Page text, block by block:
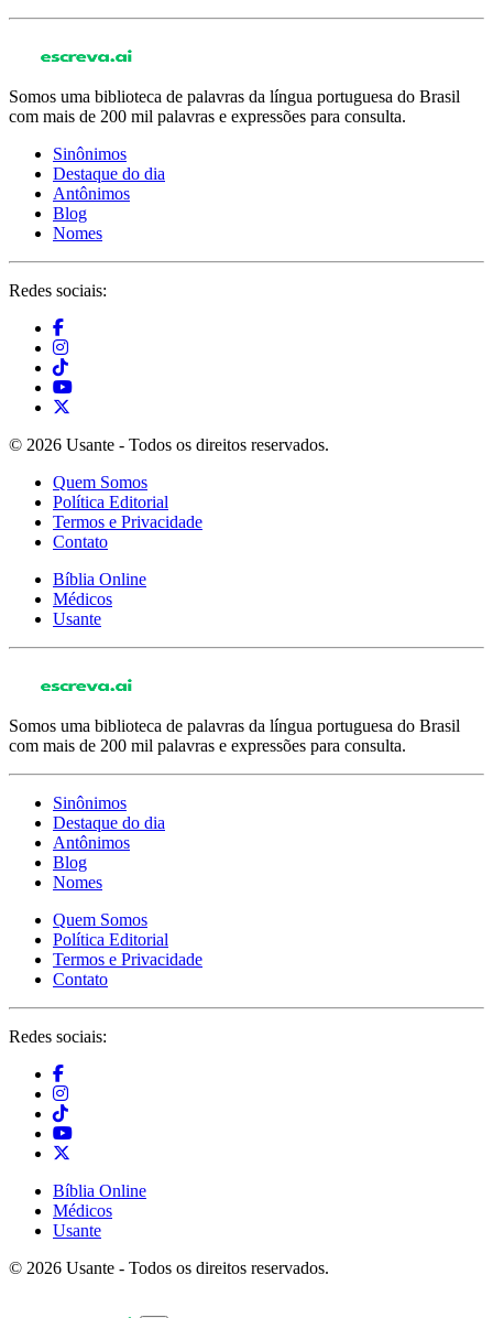
Somos uma biblioteca de palavras da língua portuguesa do Brasil
com mais de 200 mil palavras e expressões para consulta.
Sinônimos
Destaque do dia
Antônimos
Blog
Nomes
Redes sociais:
© 2026 Usante - Todos os direitos reservados.
Quem Somos
Política Editorial
Termos e Privacidade
Contato
Bíblia Online
Médicos
Usante
Somos uma biblioteca de palavras da língua portuguesa do Brasil
com mais de 200 mil palavras e expressões para consulta.
Sinônimos
Destaque do dia
Antônimos
Blog
Nomes
Quem Somos
Política Editorial
Termos e Privacidade
Contato
Redes sociais:
Bíblia Online
Médicos
Usante
© 2026 Usante - Todos os direitos reservados.